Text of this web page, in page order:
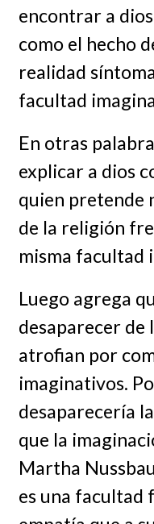
encontrar a
como el hecho
realidad
facultad
En otras
explicar a dios
quien pretende
de la religión
misma facultad
Luego agrega
desaparecer de
atrofian por
imaginativos.
desaparecería
que la
Martha
es una facultad